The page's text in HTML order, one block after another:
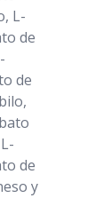
L-
de
de
de
y